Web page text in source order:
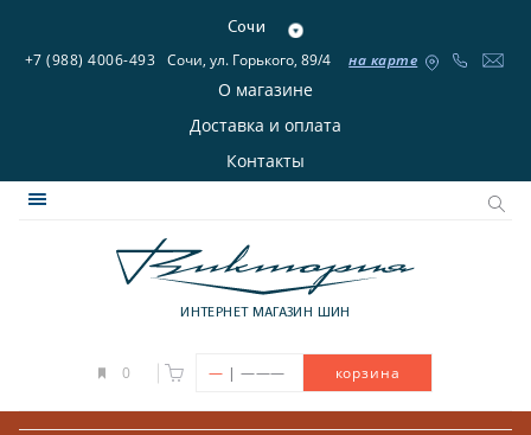
Сочи
+7 (988) 4006-493 Сочи, ул. Горького, 89/4 на карте
О магазине
Доставка и оплата
Контакты
ИНТЕРНЕТ МАГАЗИН ШИН
0 — | ——— корзина